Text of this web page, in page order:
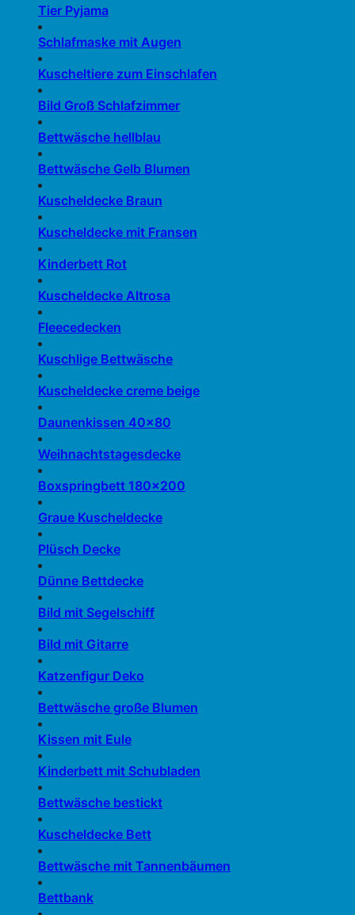
Tier Pyjama
Schlafmaske mit Augen
Kuscheltiere zum Einschlafen
Bild Groß Schlafzimmer
Bettwäsche hellblau
Bettwäsche Gelb Blumen
Kuscheldecke Braun
Kuscheldecke mit Fransen
Kinderbett Rot
Kuscheldecke Altrosa
Fleecedecken
Kuschlige Bettwäsche
Kuscheldecke creme beige
Daunenkissen 40×80
Weihnachtstagesdecke
Boxspringbett 180×200
Graue Kuscheldecke
Plüsch Decke
Dünne Bettdecke
Bild mit Segelschiff
Bild mit Gitarre
Katzenfigur Deko
Bettwäsche große Blumen
Kissen mit Eule
Kinderbett mit Schubladen
Bettwäsche bestickt
Kuscheldecke Bett
Bettwäsche mit Tannenbäumen
Bettbank